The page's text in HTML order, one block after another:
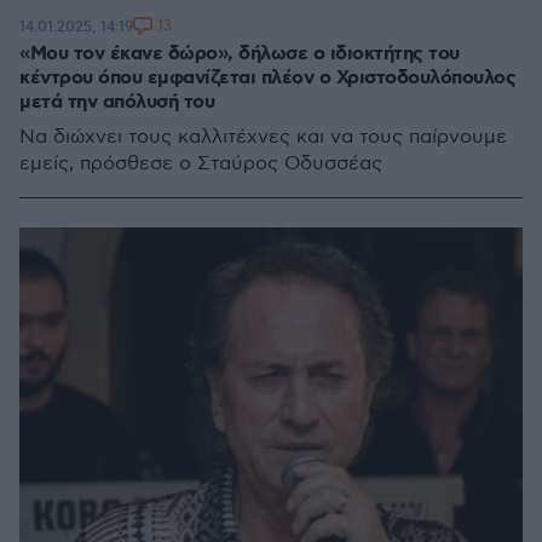
«Μου τον έκανε δώρο», δήλωσε ο ιδιοκτήτης του
κέντρου όπου εμφανίζεται πλέον ο Χριστοδουλόπουλος
μετά την απόλυσή του
Να διώχνει τους καλλιτέχνες και να τους παίρνουμε
εμείς, πρόσθεσε ο Σταύρος Οδυσσέας
14.01.2025, 14:19 13